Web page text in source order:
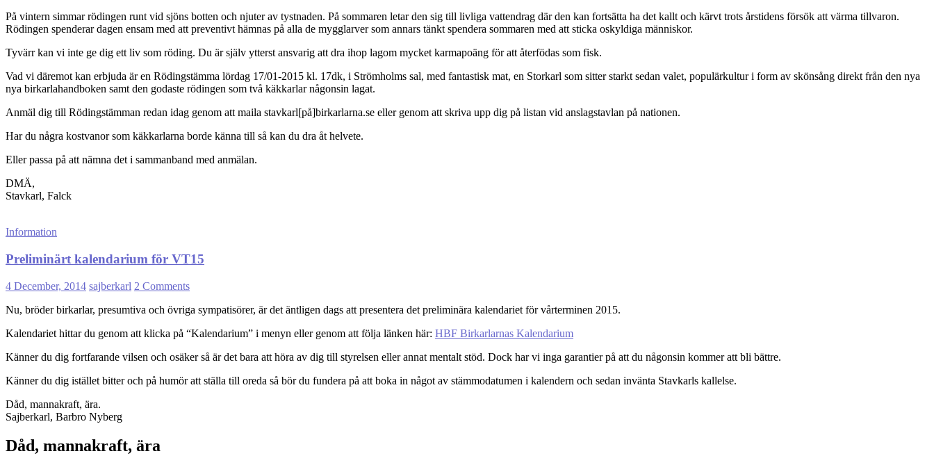
På vintern simmar rödingen runt vid sjöns botten och njuter av tystnaden. På sommaren letar den sig till livliga vattendrag där den kan fortsätta ha det kallt och kärvt trots årstidens försök att värma tillvaron.
Rödingen spenderar dagen ensam med att preventivt hämnas på alla de mygglarver som annars tänkt spendera sommaren med att sticka oskyldiga människor.
Tyvärr kan vi inte ge dig ett liv som röding. Du är själv ytterst ansvarig att dra ihop lagom mycket karmapoäng för att återfödas som fisk.
Vad vi däremot kan erbjuda är en Rödingstämma lördag 17/01-2015 kl. 17dk, i Strömholms sal, med fantastisk mat, en Storkarl som sitter starkt sedan valet, populärkultur i form av skönsång direkt från den nya
nya birkarlahandboken samt den godaste rödingen som två käkkarlar någonsin lagat.
Anmäl dig till Rödingstämman redan idag genom att maila stavkarl[på]birkarlarna.se eller genom att skriva upp dig på listan vid anslagstavlan på nationen.
Har du några kostvanor som käkkarlarna borde känna till så kan du dra åt helvete.
Eller passa på att nämna det i sammanband med anmälan.
DMÄ,
Stavkarl, Falck
Information
Preliminärt kalendarium för VT15
4 December, 2014 sajberkarl 2 Comments
Nu, bröder birkarlar, presumtiva och övriga sympatisörer, är det äntligen dags att presentera det preliminära kalendariet för vårterminen 2015.
Kalendariet hittar du genom att klicka på “Kalendarium” i menyn eller genom att följa länken här: HBF Birkarlarnas Kalendarium
Känner du dig fortfarande vilsen och osäker så är det bara att höra av dig till styrelsen eller annat mentalt stöd. Dock har vi inga garantier på att du någonsin kommer att bli bättre.
Känner du dig istället bitter och på humör att ställa till oreda så bör du fundera på att boka in något av stämmodatumen i kalendern och sedan invänta Stavkarls kallelse.
Dåd, mannakraft, ära.
Sajberkarl, Barbro Nyberg
Dåd, mannakraft, ära